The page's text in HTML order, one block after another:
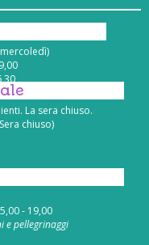
La sera chiuso.
chiuso)
- 19,00
e pellegrinaggi